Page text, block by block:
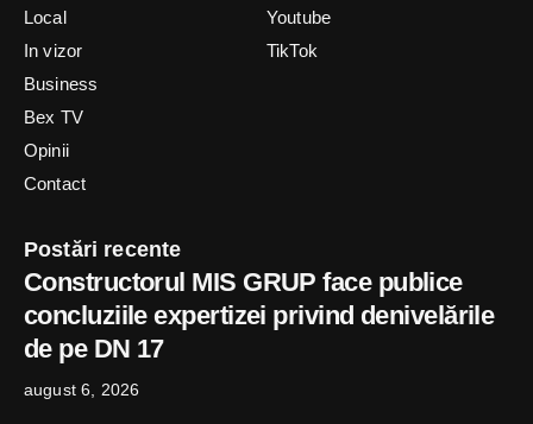
Local
In vizor
Business
Bex TV
Opinii
Contact
Youtube
TikTok
Postări recente
Constructorul MIS GRUP face publice
concluziile expertizei privind denivelările
de pe DN 17
august 6, 2026